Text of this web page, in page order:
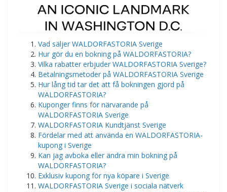
Vad säljer WALDORFASTORIA Sverige
Hur gör du en bokning på WALDORFASTORIA?
Vilka rabatter erbjuder WALDORFASTORIA Sverige?
Betalningsmetoder på WALDORFASTORIA Sverige
Hur lång tid tar det att få bokningen gjord på
WALDORFASTORIA?
Kuponger finns för närvarande på
WALDORFASTORIA Sverige
WALDORFASTORIA Kundtjänst Sverige
Fördelar med att använda en WALDORFASTORIA-
kupong i Sverige
Kan jag avboka eller ändra min bokning på
WALDORFASTORIA?
Exklusiv kupong för nya köpare i Sverige
WALDORFASTORIA Sverige i sociala nätverk